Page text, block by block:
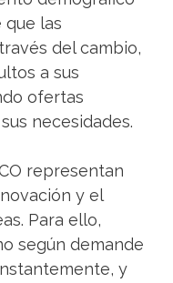
las
del cambio,
a sus
ofertas
necesidades.
representan
y el
Para ello,
según demande
y